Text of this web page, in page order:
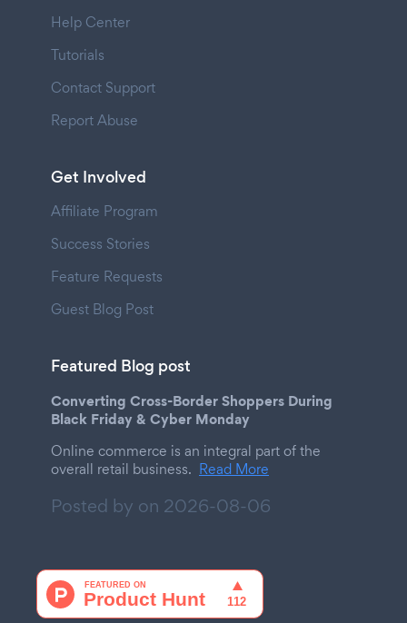
Help Center
Tutorials
Contact Support
Report Abuse
Get Involved
Affiliate Program
Success Stories
Feature Requests
Guest Blog Post
Featured Blog post
Converting Cross-Border Shoppers During
Black Friday & Cyber Monday
Online commerce is an integral part of the
overall retail business. Read More
Posted by on 2026-08-06